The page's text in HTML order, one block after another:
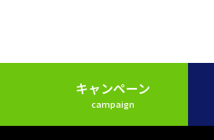
キャンペーン
campaign